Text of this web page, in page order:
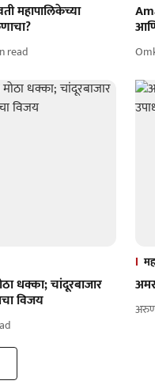
महापालिकेच्या
read
धक्का; चांदूरबाजार
विजय